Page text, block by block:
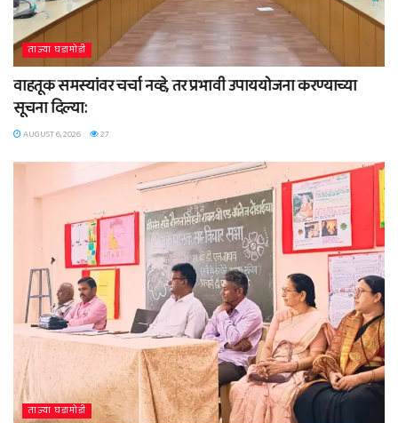
ताज्या घडामोडी
वाहतूक समस्यांवर चर्चा नव्हे, तर प्रभावी उपाययोजना करण्याच्या
सूचना दिल्या:
AUGUST 6, 2026 27
ताज्या घडामोडी